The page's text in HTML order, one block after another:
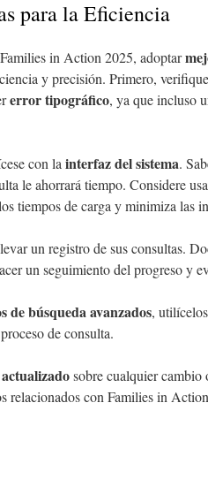
para la Eficiencia
in Action 2025, adoptar
y precisión. Primero,
error tipográfico, ya que incluso
con la interfaz del sistema.
le ahorrará tiempo. Considere
tiempos de carga y minimiza las
un registro de sus consultas.
un seguimiento del progreso y
de búsqueda avanzados,
de consulta.
sobre cualquier cambio
relacionados con Families in